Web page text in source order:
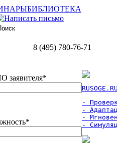
БИБЛИОТЕКА
8 (495) 780-76-71
заявителя*
-
-
-
-